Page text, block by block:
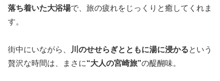
落ち着いた大浴場で、旅の疲れをじっくりと癒してくれま
す。
街中にいながら、 川のせせらぎとともに湯に浸かるという
贅沢な時間は、まさに“大人の宮崎旅”の醍醐味。